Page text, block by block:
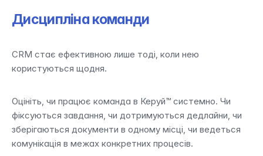
Дисципліна команди
CRM стає ефективною лише тоді, коли нею
користуються щодня.
Оцініть, чи працює команда в Керуй™ системно. Чи
фіксуються завдання, чи дотримуються дедлайни, чи
зберігаються документи в одному місці, чи ведеться
комунікація в межах конкретних процесів.